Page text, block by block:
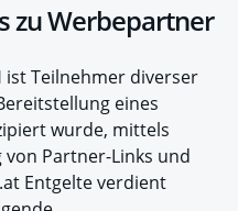
zu Werbepartner
ist Teilnehmer diverser
eines
wurde, mittels
Partner-Links und
Entgelte verdient